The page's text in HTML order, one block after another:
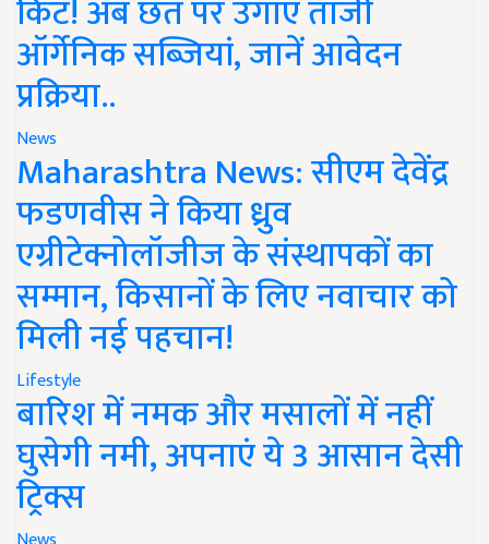
किट! अब छत पर उगाएं ताजी
ऑर्गेनिक सब्जियां, जानें आवेदन
प्रक्रिया..
News
Maharashtra News: सीएम देवेंद्र
फडणवीस ने किया ध्रुव
एग्रीटेक्नोलॉजीज के संस्थापकों का
सम्मान, किसानों के लिए नवाचार को
मिली नई पहचान!
Lifestyle
बारिश में नमक और मसालों में नहीं
घुसेगी नमी, अपनाएं ये 3 आसान देसी
ट्रिक्स